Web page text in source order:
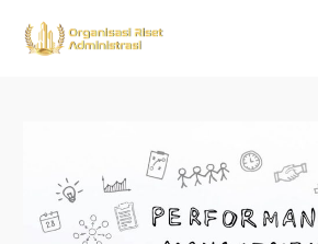
content
navigation